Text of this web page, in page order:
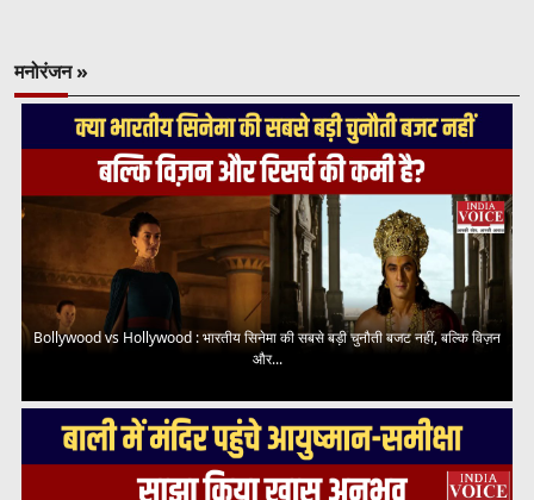
मनोरंजन »
Bollywood vs Hollywood : भारतीय सिनेमा की सबसे बड़ी चुनौती बजट नहीं, बल्कि विज़न
और...